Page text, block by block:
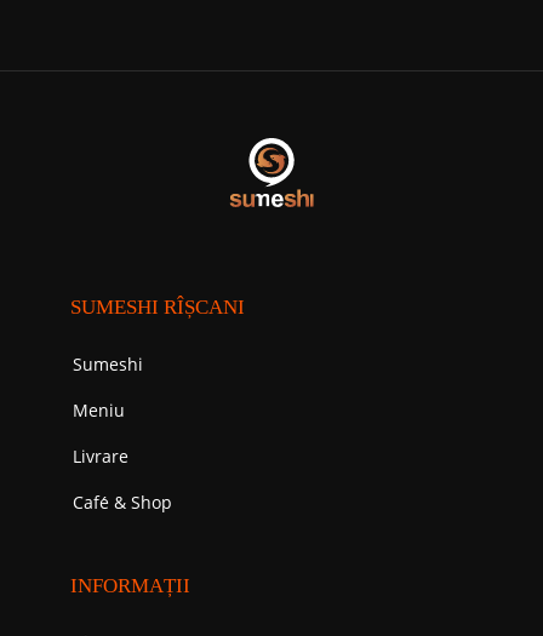
SUMESHI RÎȘCANI
Sumeshi
Meniu
Livrare
Cafе́ & Shop
INFORMAȚII